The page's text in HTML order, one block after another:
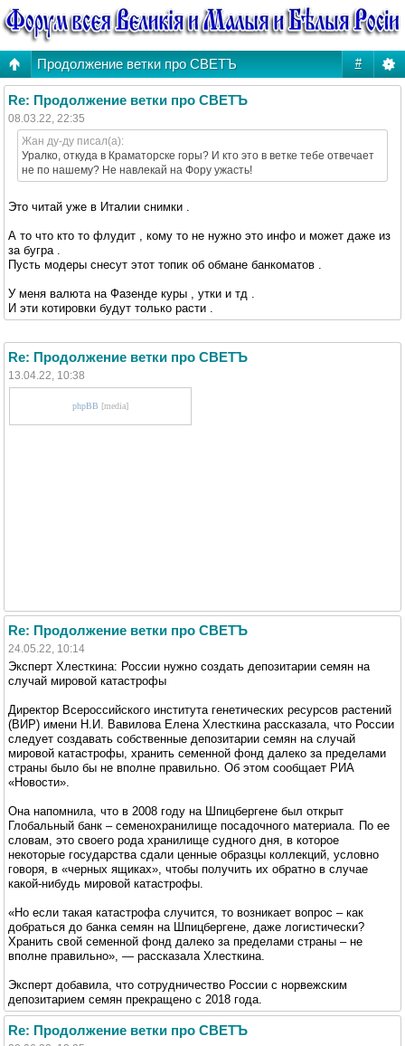
#
Продолжение ветки про СВЕТЪ
Re: Продолжение ветки про СВЕТЪ
08.03.22, 22:35
Жан ду-ду писал(а):
Уралко, откуда в Краматорске горы? И кто это в ветке тебе отвечает
не по нашему? Не навлекай на Фору ужасть!
Это читай уже в Италии снимки .
А то что кто то флудит , кому то не нужно это инфо и может даже из
за бугра .
Пусть модеры снесут этот топик об обмане банкоматов .
У меня валюта на Фазенде куры , утки и тд .
И эти котировки будут только расти .
Re: Продолжение ветки про СВЕТЪ
13.04.22, 10:38
phpBB [media]
Re: Продолжение ветки про СВЕТЪ
24.05.22, 10:14
Эксперт Хлесткина: России нужно создать депозитарии семян на
случай мировой катастрофы
Директор Всероссийского института генетических ресурсов растений
(ВИР) имени Н.И. Вавилова Елена Хлесткина рассказала, что России
следует создавать собственные депозитарии семян на случай
мировой катастрофы, хранить семенной фонд далеко за пределами
страны было бы не вполне правильно. Об этом сообщает РИА
«Новости».
Она напомнила, что в 2008 году на Шпицбергене был открыт
Глобальный банк – семенохранилище посадочного материала. По ее
словам, это своего рода хранилище судного дня, в которое
некоторые государства сдали ценные образцы коллекций, условно
говоря, в «черных ящиках», чтобы получить их обратно в случае
какой-нибудь мировой катастрофы.
«Но если такая катастрофа случится, то возникает вопрос – как
добраться до банка семян на Шпицбергене, даже логистически?
Хранить свой семенной фонд далеко за пределами страны – не
вполне правильно», — рассказала Хлесткина.
Эксперт добавила, что сотрудничество России с норвежским
депозитарием семян прекращено с 2018 года.
Re: Продолжение ветки про СВЕТЪ